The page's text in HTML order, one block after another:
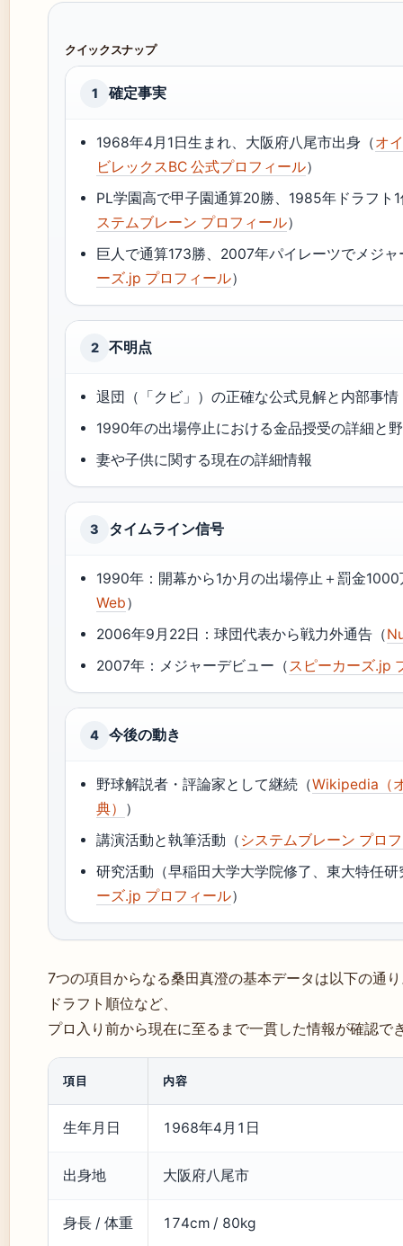
クイックスナップ
1 確定事実
1968年4月1日生まれ、大阪府八尾市出身（オ
ビレックスBC 公式プロフィール）
PL学園高で甲子園通算20勝、1985年ドラフト
ステムブレーン プロフィール）
巨人で通算173勝、2007年パイレーツでメジャ
ーズ.jp プロフィール）
2 不明点
退団（「クビ」）の正確な公式見解と内部事情
1990年の出場停止における金品授受の詳細と
妻や子供に関する現在の詳細情報
3 タイムライン信号
1990年：開幕から1か月の出場停止＋罰金
Web）
2006年9月22日：球団代表から戦力外通告（
2007年：メジャーデビュー（スピーカーズ.jp
4 今後の動き
野球解説者・評論家として継続（Wikipedia（
典） ）
講演活動と執筆活動（ システムブレーン プロ
研究活動（早稲田大学大学院修了、東大特任研
ーズ.jp プロフィール）
7つの項目からなる桑田真澄の基本データは以下の通
ドラフト順位など、
プロ入り前から現在に至るまで一貫した情報が確認で
項目 内容
生年月日 1968年4月1日
出身地 大阪府八尾市
身長 / 体重 174cm / 80kg